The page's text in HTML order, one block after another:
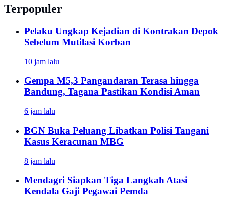
Terpopuler
Pelaku Ungkap Kejadian di Kontrakan Depok
Sebelum Mutilasi Korban
10 jam lalu
Gempa M5,3 Pangandaran Terasa hingga
Bandung, Tagana Pastikan Kondisi Aman
6 jam lalu
BGN Buka Peluang Libatkan Polisi Tangani
Kasus Keracunan MBG
8 jam lalu
Mendagri Siapkan Tiga Langkah Atasi
Kendala Gaji Pegawai Pemda